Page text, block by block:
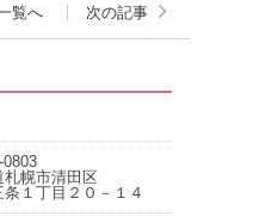
覧へ 次の記事
0803
札幌市清田区
条１丁目２０－１４